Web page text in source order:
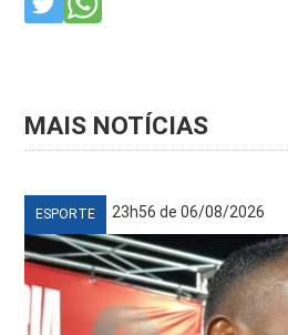
MAIS NOTÍCIAS
ESPORTE 23h56 de 06/08/2026